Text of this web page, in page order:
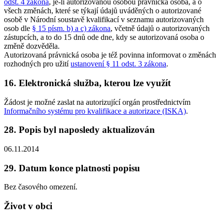
odst. 4 zákona, je-li autorizovanou osobou právnická osoba, a o
všech změnách, které se týkají údajů uváděných o autorizované
osobě v Národní soustavě kvalifikací v seznamu autorizovaných
osob dle § 15 písm. b) a c) zákona, včetně údajů o autorizovaných
zástupcích, a to do 15 dnů ode dne, kdy se autorizovaná osoba o
změně dozvěděla.
Autorizovaná právnická osoba je též povinna informovat o změnách
rozhodných pro užitíustanovení § 11 odst. 3 zákona.
16. Elektronická služba, kterou lze využít
Žádost je možné zaslat na autorizující orgán prostřednictvím
Informačního systému pro kvalifikace a autorizace (ISKA).
28. Popis byl naposledy aktualizován
06.11.2014
29. Datum konce platnosti popisu
Bez časového omezení.
Život v obci